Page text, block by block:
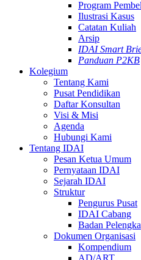
Program
Ilustrasi Kasus
Catatan Kuliah
Arsip
IDAI Smart
Panduan P2KB
Kolegium
Tentang Kami
Pusat Pendidikan
Daftar Konsultan
Visi & Misi
Agenda
Hubungi Kami
Tentang IDAI
Pesan Ketua Umum
Pernyataan IDAI
Sejarah IDAI
Struktur
Pengurus Pusat
IDAI Cabang
Badan
Dokumen Organisasi
Kompendium
AD/ART